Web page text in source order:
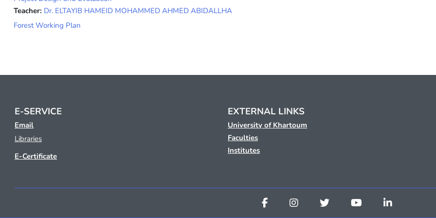
Teacher: Dr. ELTAYIB HAMEID MOHAMMED AHMED ABIDALLHA
Forest Working Plan
E-SERVICE
Email
Libraries
E-Certificate
EXTERNAL LINKS
University of Khartoum
Faculties
Institutes